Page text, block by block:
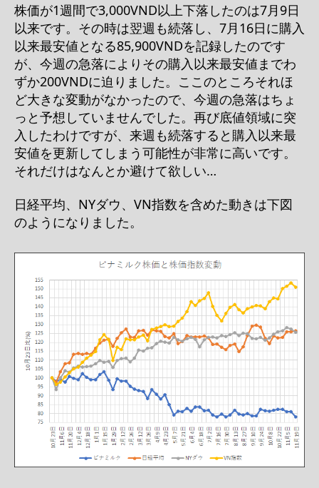
株価が1週間で3,000VND以上下落したのは7月9日
以来です。その時は翌週も続落し、7月16日に購入
以来最安値となる85,900VNDを記録したのです
が、今週の急落によりその購入以来最安値までわ
ずか200VNDに迫りました。ここのところそれほ
ど大きな変動がなかったので、今週の急落はちょ
っと予想していませんでした。再び底値領域に突
入したわけですが、来週も続落すると購入以来最
安値を更新してしまう可能性が非常に高いです。
それだけはなんとか避けて欲しい…
日経平均、NYダウ、VN指数を含めた動きは下図
のようになりました。